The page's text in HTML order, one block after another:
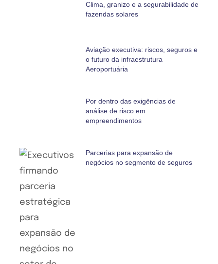
Clima, granizo e a segurabilidade de
fazendas solares
Aviação executiva: riscos, seguros e
o futuro da infraestrutura
Aeroportuária
Por dentro das exigências de
análise de risco em
empreendimentos
Parcerias para expansão de
negócios no segmento de seguros